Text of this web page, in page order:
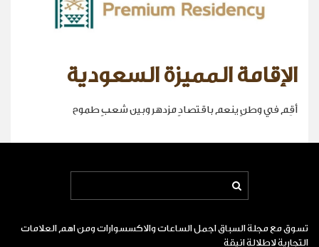
الإقامة المميزة السعودية
أقِم في وطنٍ ينعم باقتصادٍ مزدهر وبين شعبٍ طموح
تسوق مع مجلة السباق اجمل الساعات والاكسسوارات ومن اهم العلامات
التجارية لاطلالة انيقة